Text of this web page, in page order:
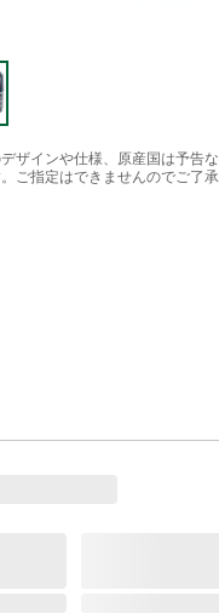
ザインや仕様、原産国は予告
ご指定はできませんのでご了承